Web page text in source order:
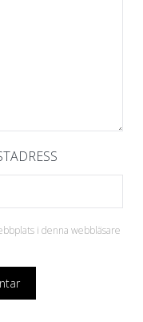
i denna webbläsare